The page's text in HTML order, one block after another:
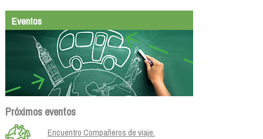
Eventos
Próximos eventos
Encuentro Compañeros de viaje.